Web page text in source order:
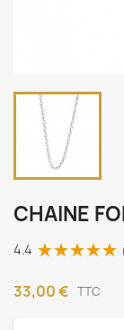
CHAINE
4.4
33,00 € TTC